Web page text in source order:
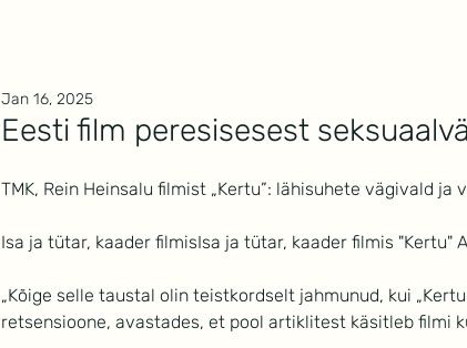
Eesti film peresisesest
Jan 16, 2025
TMK, Rein Heinsalu filmist „Kertu”: lähisuhete vägivald ja
Isa ja tütar, kaader filmisIsa ja tütar, kaader filmis "Kertu"
„Kõige selle taustal olin teistkordselt jahmunud, kui
retsensioone, avastades, et pool artiklitest käsitleb filmi